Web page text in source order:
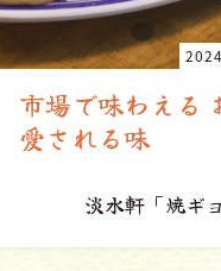
先代の味を守り
い家族の味
「牛バラ肉と季節